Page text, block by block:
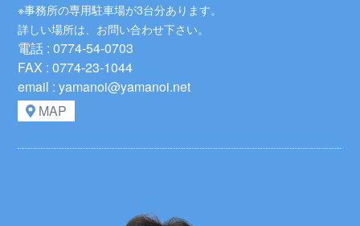
※事務所の専用駐車場が3台分あります。
詳しい場所は、お問い合わせ下さい。
電話 : 0774-54-0703
FAX : 0774-23-1044
email : yamanoi@yamanoi.net
MAP